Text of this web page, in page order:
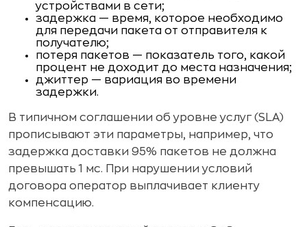
устройствами в сети;
задержка — время, которое необходимо
для передачи пакета от отправителя к
получателю;
потеря пакетов — показатель того, какой
процент не доходит до места назначения;
джиттер — вариация во времени
задержки.
В типичном соглашении об уровне услуг (SLA)
прописывают эти параметры, например, что
задержка доставки 95% пакетов не должна
превышать 1 мс. При нарушении условий
договора оператор выплачивает клиенту
компенсацию.